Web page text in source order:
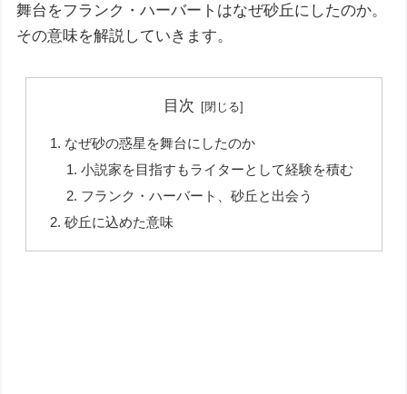
舞台をフランク・ハーバートはなぜ砂丘にしたのか。
その意味を解説していきます。
目次
なぜ砂の惑星を舞台にしたのか
小説家を目指すもライターとして経験を積む
フランク・ハーバート、砂丘と出会う
砂丘に込めた意味